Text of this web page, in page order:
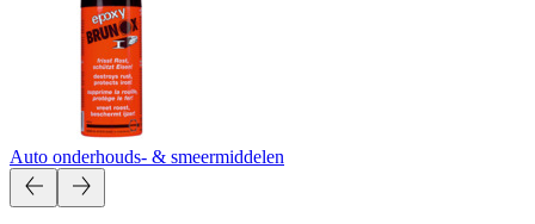
Auto onderhouds- & smeermiddelen